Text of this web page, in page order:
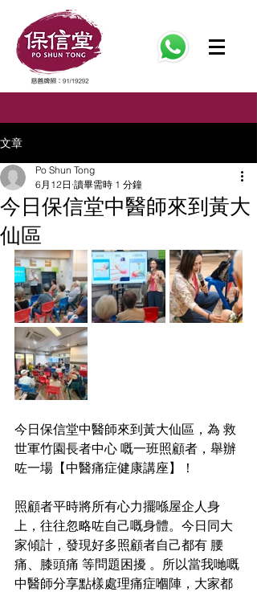
文章
今日保信堂中醫師來到黃大
仙區
Po Shun Tong
6月12日 讀畢需時 1 分鐘
今日保信堂中醫師來到黃大仙區，為 救
世軍竹園長者中心 嘅一班照顧者，舉辦
咗一場【中醫痛症健康講座】！
照顧者平時將所有心力擺喺屋企人身
上，往往忽略咗自己嘅身體。今日同大
家傾計，發現好多照顧者自己都有 腰
痛、膝頭痛 等問題困擾 。所以當我哋嘅
中醫師分享點樣處理痛症嗰陣，大家都